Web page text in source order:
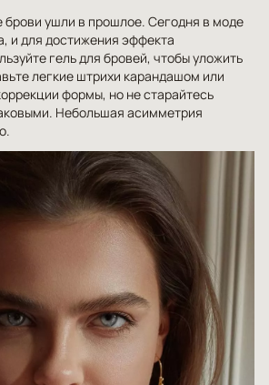
ушли в прошлое. Сегодня в моде
и для достижения эффекта
гель для бровей, чтобы уложить
легкие штрихи карандашом или
формы, но не старайтесь
Небольшая асимметрия